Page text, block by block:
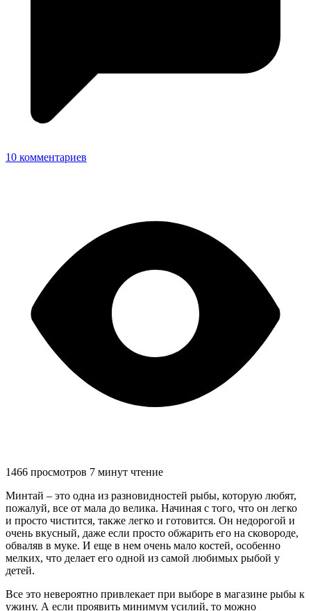
10 комментариев
1466 просмотров 7 минут чтение
Минтай – это одна из разновидностей рыбы, которую любят,
пожалуй, все от мала до велика. Начиная с того, что он легко
и просто чистится, также легко и готовится. Он недорогой и
очень вкусный, даже если просто обжарить его на сковороде,
обваляв в муке. И еще в нем очень мало костей, особенно
мелких, что делает его одной из самой любимых рыбой у
детей.
Все это невероятно привлекает при выборе в магазине рыбы к
ужину. А если проявить минимум усилий, то можно